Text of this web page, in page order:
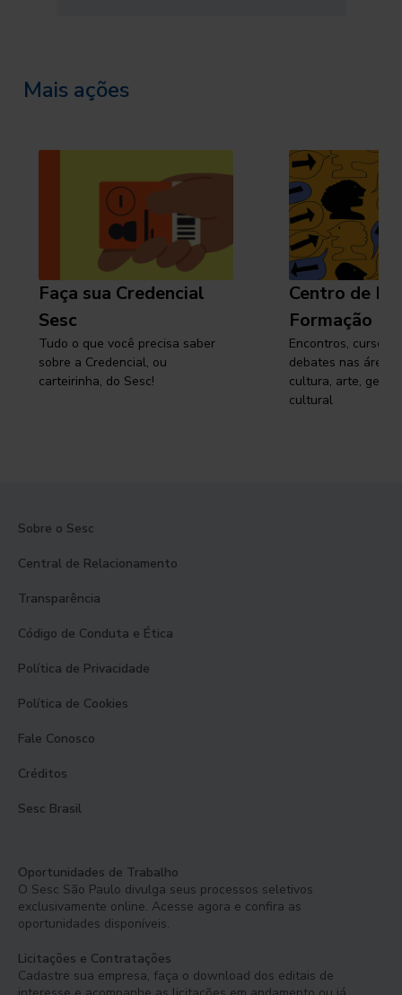
Mais ações
Faça sua Credencial
Sesc
Tudo o que você precisa saber
sobre a Credencial, ou
carteirinha, do Sesc!
Centro de
Formação
Encontros, cursos,
debates nas áreas
cultura, arte,
cultural
Sobre o Sesc
Central de Relacionamento
Transparência
Código de Conduta e Ética
Política de Privacidade
Política de Cookies
Fale Conosco
Créditos
Sesc Brasil
Oportunidades de Trabalho
O Sesc São Paulo divulga seus processos seletivos
exclusivamente online. Acesse agora e confira as
oportunidades disponíveis.
Licitações e Contratações
Cadastre sua empresa, faça o download dos editais de